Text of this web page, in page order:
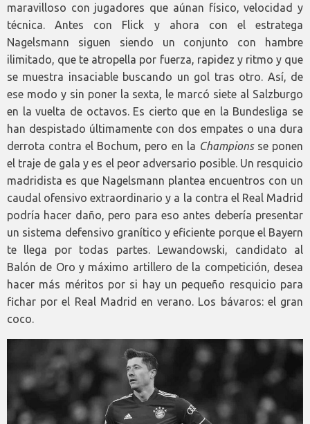
maravilloso con jugadores que aúnan físico, velocidad y
técnica. Antes con Flick y ahora con el estratega
Nagelsmann siguen siendo un conjunto con hambre
ilimitado, que te atropella por fuerza, rapidez y ritmo y que
se muestra insaciable buscando un gol tras otro. Así, de
ese modo y sin poner la sexta, le marcó siete al Salzburgo
en la vuelta de octavos. Es cierto que en la Bundesliga se
han despistado últimamente con dos empates o una dura
derrota contra el Bochum, pero en la Championsse ponen
el traje de gala y es el peor adversario posible. Un resquicio
madridista es que Nagelsmann plantea encuentros con un
caudal ofensivo extraordinario y a la contra el Real Madrid
podría hacer daño, pero para eso antes debería presentar
un sistema defensivo granítico y eficiente porque el Bayern
te llega por todas partes. Lewandowski, candidato al
Balón de Oro y máximo artillero de la competición, desea
hacer más méritos por si hay un pequeño resquicio para
fichar por el Real Madrid en verano. Los bávaros: el gran
coco.